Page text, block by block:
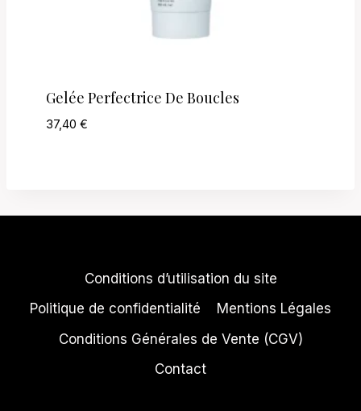
Gelée Perfectrice De Boucles
37,40 €
Conditions d’utilisation du site
Politique de confidentialité
Mentions Légales
Conditions Générales de Vente (CGV)
Contact